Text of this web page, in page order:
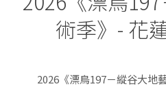
術季》- 花
2026《漂鳥197－縱谷大地